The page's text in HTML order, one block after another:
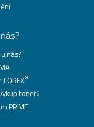
nás?
®
tonerů
PRIME